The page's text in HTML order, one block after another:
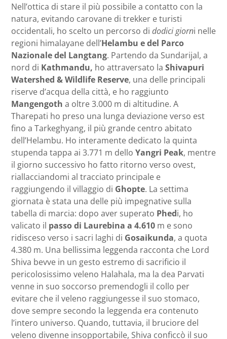
Nell’ottica di stare il più possibile a contatto con la
natura, evitando carovane di trekker e turisti
occidentali, ho scelto un percorso di dodici giorni nelle
regioni himalayane dell’Helambu e del Parco
Nazionale del Langtang. Partendo da Sundarijal, a
nord di Kathmandu, ho attraversato la Shivapuri
Watershed & Wildlife Reserve, una delle principali
riserve d’acqua della città, e ho raggiunto
Mangengoth a oltre 3.000 m di altitudine. A
Tharepati ho preso una lunga deviazione verso est
fino a Tarkeghyang, il più grande centro abitato
dell’Helambu. Ho interamente dedicato la quinta
stupenda tappa ai 3.771 m dello Yangri Peak, mentre
il giorno successivo ho fatto ritorno verso ovest,
riallacciandomi al tracciato principale e
raggiungendo il villaggio di Ghopte. La settima
giornata è stata una delle più impegnative sulla
tabella di marcia: dopo aver superato Phedi, ho
valicato il passo di Laurebina a 4.610 m e sono
ridisceso verso i sacri laghi di Gosaikunda, a quota
4.380 m. Una bellissima leggenda racconta che Lord
Shiva bevve in un gesto estremo di sacrificio il
pericolosissimo veleno Halahala, ma la dea Parvati
venne in suo soccorso premendogli il collo per
evitare che il veleno raggiungesse il suo stomaco,
dove sempre secondo la leggenda era contenuto
l’intero universo. Quando, tuttavia, il bruciore del
veleno divenne insopportabile, Shiva conficcò il suo